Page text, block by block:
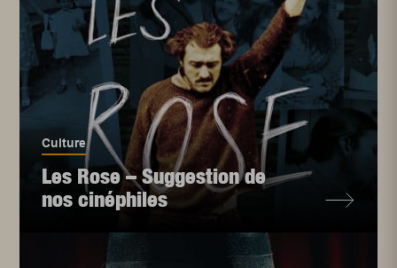
Culture
Les Rose – Suggestion de
nos cinéphiles